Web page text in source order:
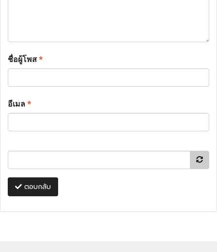
ชื่อผู้โพส*
อีเมล*
ตอบกลับ